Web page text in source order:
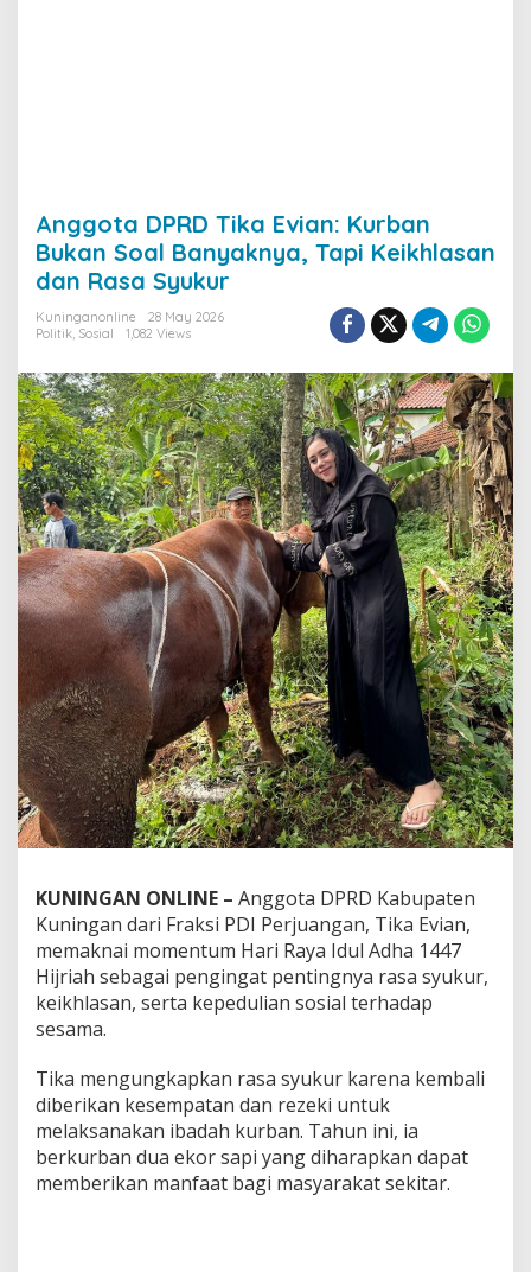
Anggota DPRD Tika Evian: Kurban
Bukan Soal Banyaknya, Tapi Keikhlasan
dan Rasa Syukur
Kuninganonline
28 May 2026
Politik, Sosial 1,082 Views
KUNINGAN ONLINE – Anggota DPRD Kabupaten
Kuningan dari Fraksi PDI Perjuangan, Tika Evian,
memaknai momentum Hari Raya Idul Adha 1447
Hijriah sebagai pengingat pentingnya rasa syukur,
keikhlasan, serta kepedulian sosial terhadap
sesama.
Tika mengungkapkan rasa syukur karena kembali
diberikan kesempatan dan rezeki untuk
melaksanakan ibadah kurban. Tahun ini, ia
berkurban dua ekor sapi yang diharapkan dapat
memberikan manfaat bagi masyarakat sekitar.